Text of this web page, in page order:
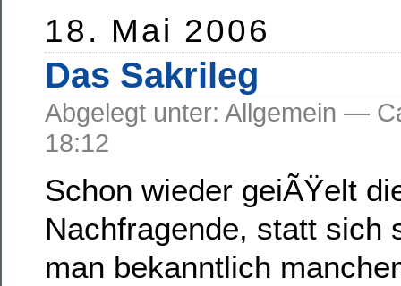
18. Mai 2006
Das Sakrileg
Abgelegt unter: Allgemein —
18:12
Schon wieder geiÃŸelt
Nachfragende, statt sich
man bekanntlich